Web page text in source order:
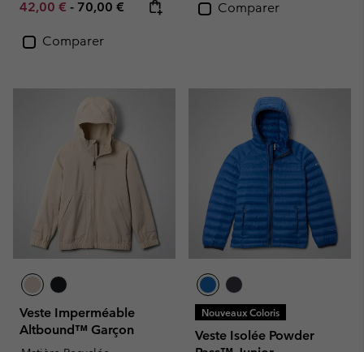
Minimum sale price:
42,00 € - Maximum price:
70,00 €
Comparer
Comparer
Veste Imperméable
Altbound™ Garçon
Nouveaux Coloris
Veste Isolée Powder